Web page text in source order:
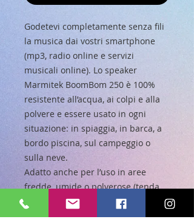
Godetevi completamente senza fili
la musica dai vostri smartphone
(mp3, radio online e servizi
musicali online). Lo speaker
Marmitek BoomBom 250 è 100%
resistente all’acqua, ai colpi e alla
polvere e essere usato in ogni
situazione: in spiaggia, in barca, a
bordo piscina, sul campeggio o
sulla neve.
Adatto anche per l’uso in aree
fredde, umide o polverose (tenda,
doccia, officina, nel settore edilizio).
Due driver di alta qualità